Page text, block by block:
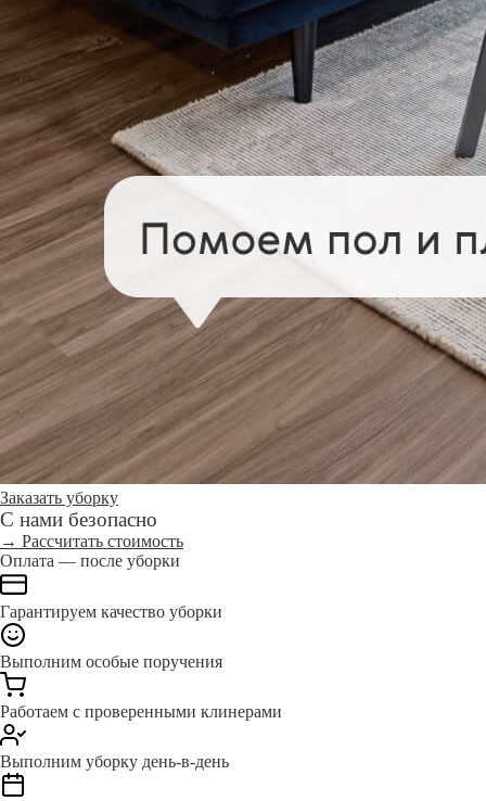
Заказать уборку
С нами безопасно
→ Рассчитать стоимость
Оплата — после уборки
Гарантируем качество уборки
Выполним особые поручения
Работаем с проверенными клинерами
Выполним уборку день-в-день